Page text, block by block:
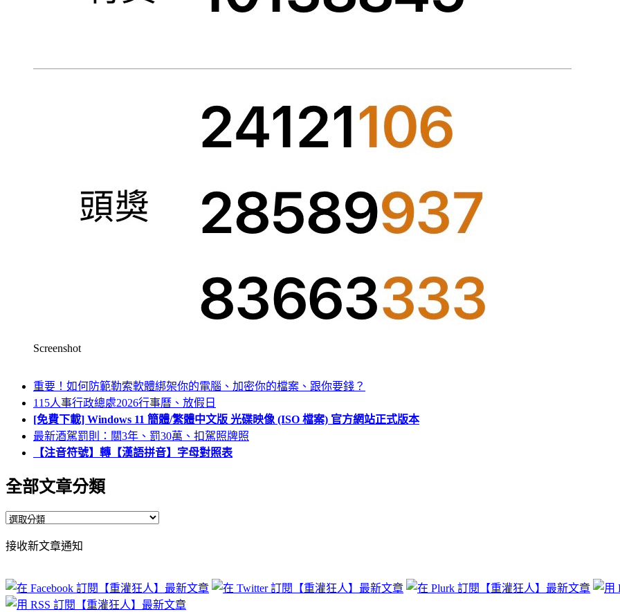
Screenshot
重要！如何防範勒索軟體綁架你的電腦、加密你的檔案、跟你要錢？
115人事行政總處2026行事曆、放假日
[免費下載] Windows 11 簡體/繁體中文版 光碟映像 (ISO 檔案) 官方網站正式版本
最新酒駕罰則：關3年、罰30萬、扣駕照牌照
【注音符號】轉【漢語拼音】字母對照表
全部文章分類
全
文
分
類
接收新文章通知